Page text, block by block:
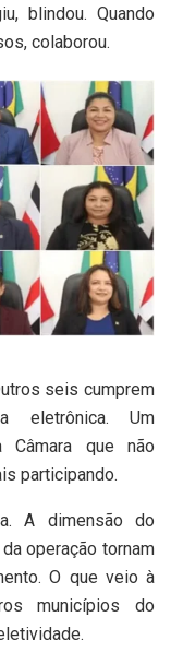
blindou. Quando
colaborou.
seis cumprem
eletrônica. Um
Câmara que não
participando.
A dimensão do
operação tornam
O que veio à
municípios do